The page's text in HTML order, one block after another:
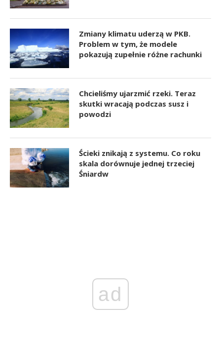
Zmiany klimatu uderzą w PKB.
Problem w tym, że modele
pokazują zupełnie różne rachunki
Chcieliśmy ujarzmić rzeki. Teraz
skutki wracają podczas susz i
powodzi
Ścieki znikają z systemu. Co roku
skala dorównuje jednej trzeciej
Śniardw
ad